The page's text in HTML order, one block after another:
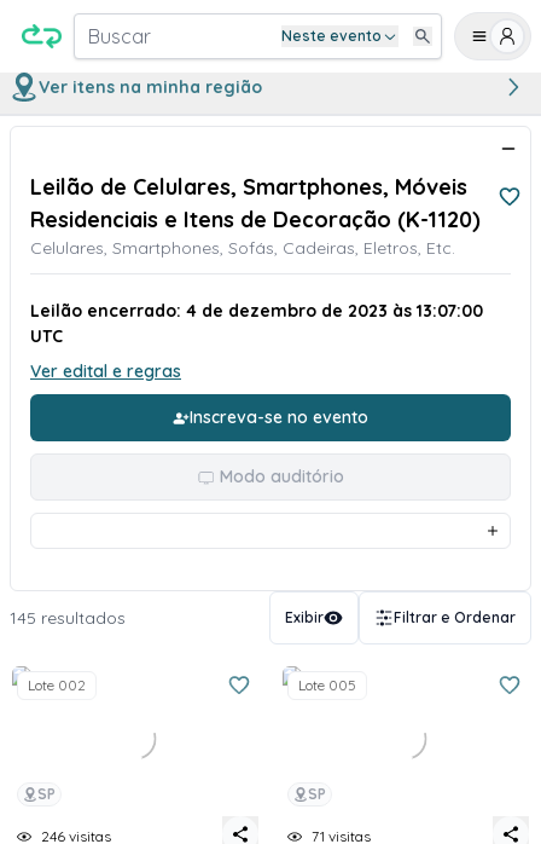
Buscar Neste evento
Ver itens na minha região
Leilão de Celulares, Smartphones, Móveis
Residenciais e Itens de Decoração (K-1120)
Celulares, Smartphones, Sofás, Cadeiras, Eletros, Etc.
Leilão encerrado: 4 de dezembro de 2023 às 13:07:00
UTC
Ver edital e regras
Inscreva-se no evento
Modo auditório
145 resultados Exibir Filtrar e Ordenar
SP
Lote 002
246 visitas
SP
Lote 005
71 visitas